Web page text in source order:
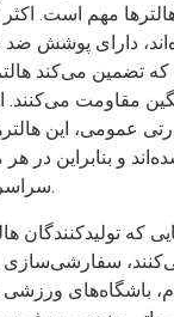
مهم است. اکثر
دارای پوشش ضد
که تضمین می‌کند
مقاومت می‌کنند.
عمومی، این
و بنابراین در هر
سراسر جهان متمایز هستند.
که تولیدکنندگان
سفارشی‌سازی
باشگاه‌های